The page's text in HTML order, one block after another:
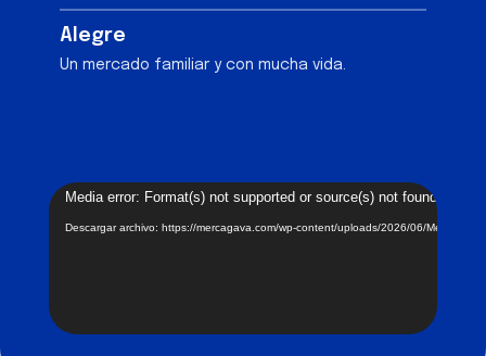
Alegre
Un mercado familiar y con mucha vida.
Reproductor
de
Media error: Format(s) not supported or source(s) not found
Descargar archivo: https://mercagava.com/wp-content/uploads/2026/06/